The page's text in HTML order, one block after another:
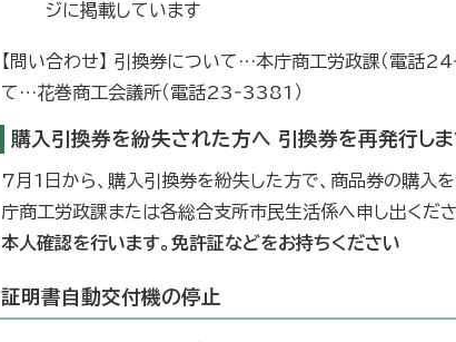
ジに掲載しています
【問い合わせ】 引換券について…本庁商工労政課（電話
て…花巻商工会議所（電話23‐3381）
購入引換券を紛失された方へ 引換券を再発行し
7月1日から、購入引換券を紛失した方で、商品券の購入
庁商工労政課または各総合支所市民生活係へ申し出くださ
本人確認を行います。免許証などをお持ちください
証明書自動交付機の停止